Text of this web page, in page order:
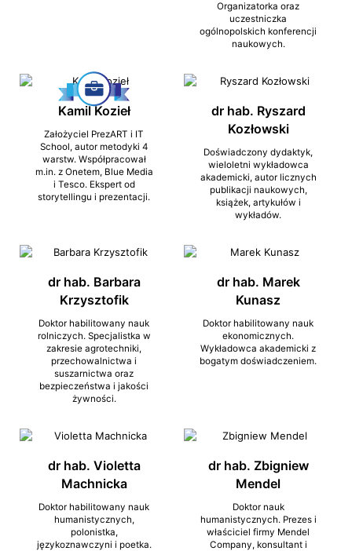
Organizatorka oraz
uczestniczka
ogólnopolskich konferencji
naukowych.
Kamil Kozieł
Założyciel PrezART i IT
School, autor metodyki 4
warstw. Współpracował
m.in. z Onetem, Blue Media
i Tesco. Ekspert od
storytellingu i prezentacji.
dr hab. Ryszard
Kozłowski
Doświadczony dydaktyk,
wieloletni wykładowca
akademicki, autor licznych
publikacji naukowych,
książek, artykułów i
wykładów.
dr hab. Barbara
Krzysztofik
Doktor habilitowany nauk
rolniczych. Specjalistka w
zakresie agrotechniki,
przechowalnictwa i
suszarnictwa oraz
bezpieczeństwa i jakości
żywności.
dr hab. Marek
Kunasz
Doktor habilitowany nauk
ekonomicznych.
Wykładowca akademicki z
bogatym doświadczeniem.
dr hab. Violetta
Machnicka
Doktor habilitowany nauk
humanistycznych,
polonistka,
językoznawczyni i poetka.
dr hab. Zbigniew
Mendel
Doktor nauk
humanistycznych. Prezes i
właściciel firmy Mendel
Company, konsultant i